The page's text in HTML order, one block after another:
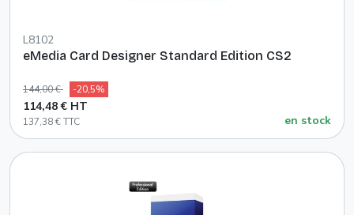
L8102
eMedia Card Designer Standard Edition CS2
144,00 € -20,5%
114,48 € HT
137,38 € TTC en stock